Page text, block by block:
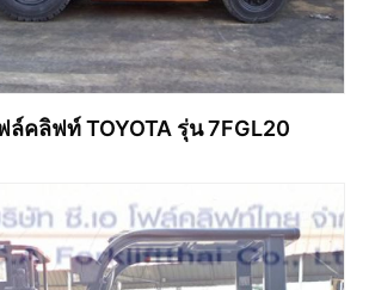
ล์คลิฟท์ TOYOTA รุ่น 7FGL20
อ่านเพิ่ม